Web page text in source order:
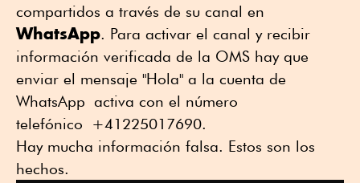
compartidos a través de su canal en
WhatsApp. Para activar el canal y recibir
información verificada de la OMS hay que
enviar el mensaje "Hola" a la cuenta de
WhatsApp activa con el número
telefónico +41225017690.
Hay mucha información falsa. Estos son los
hechos.